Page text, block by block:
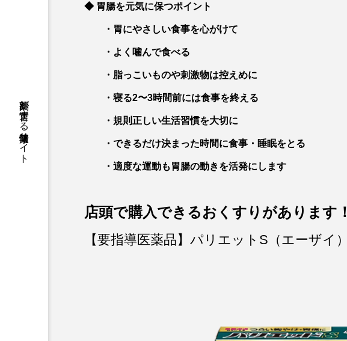
薬剤師が運営する健康情報サイト
◆ 胃腸を元気に保つポイント
・胃にやさしい食事を心がけて
・ よく噛んで食べる
・脂っこいものや刺激物は控えめに
・寝る2〜3時間前には食事を終える
・規則正しい生活習慣を大切に
・できるだけ決まった時間に食事・睡眠をとる
・適度な運動も胃腸の動きを活発にします
店頭で購入できるおくすりがあります！
【要指導医薬品】パリエットS（エーザイ）